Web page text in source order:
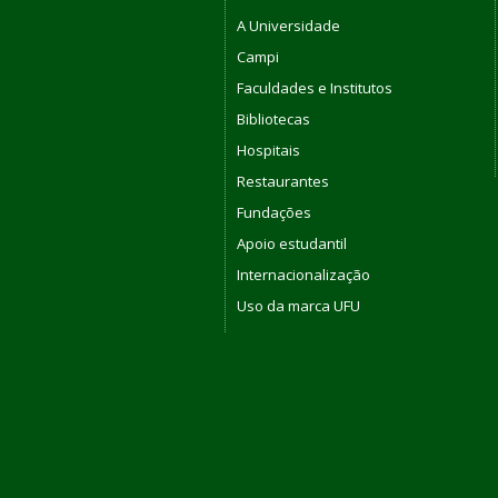
A Universidade
Campi
Faculdades e Institutos
Bibliotecas
Hospitais
Restaurantes
Fundações
Apoio estudantil
Internacionalização
Uso da marca UFU